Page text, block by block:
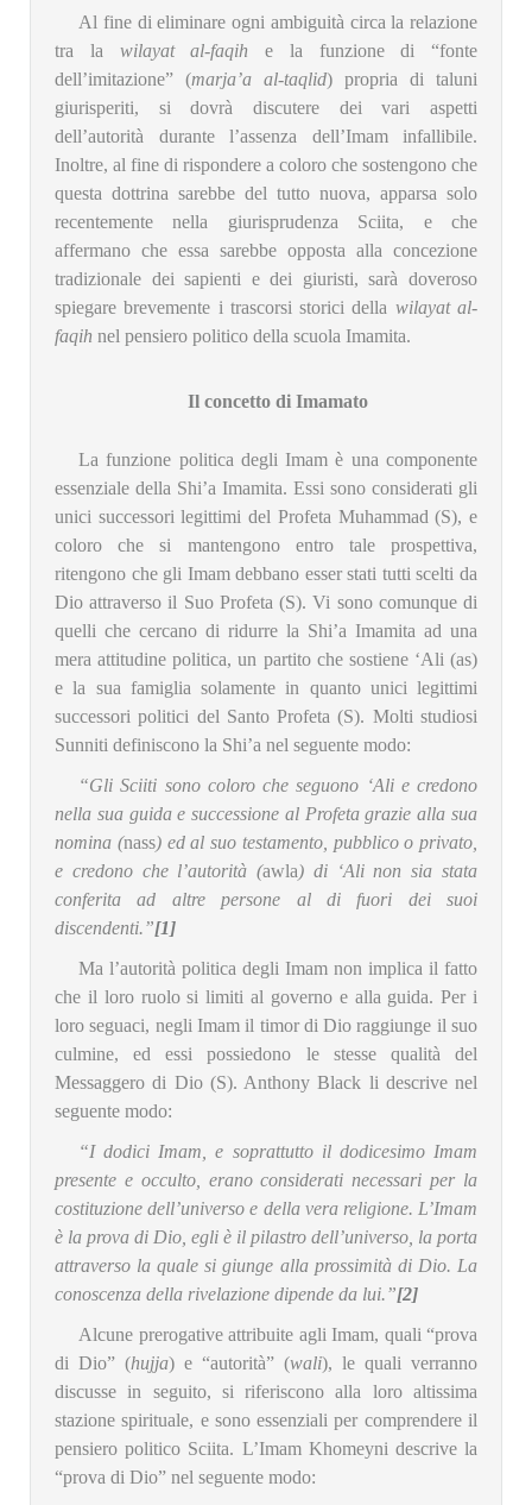
Al fine di eliminare ogni ambiguità circa la relazione
tra la wilayat al-faqih e la funzione di “fonte
dell’imitazione” (marja’a al-taqlid) propria di taluni
giurisperiti, si dovrà discutere dei vari aspetti
dell’autorità durante l’assenza dell’Imam infallibile.
Inoltre, al fine di rispondere a coloro che sostengono che
questa dottrina sarebbe del tutto nuova, apparsa solo
recentemente nella giurisprudenza Sciita, e che
affermano che essa sarebbe opposta alla concezione
tradizionale dei sapienti e dei giuristi, sarà doveroso
spiegare brevemente i trascorsi storici della wilayat al-
faqih nel pensiero politico della scuola Imamita.
Il concetto di Imamato
La funzione politica degli Imam è una componente
essenziale della Shi’a Imamita. Essi sono considerati gli
unici successori legittimi del Profeta Muhammad (S), e
coloro che si mantengono entro tale prospettiva,
ritengono che gli Imam debbano esser stati tutti scelti da
Dio attraverso il Suo Profeta (S). Vi sono comunque di
quelli che cercano di ridurre la Shi’a Imamita ad una
mera attitudine politica, un partito che sostiene ‘Ali (as)
e la sua famiglia solamente in quanto unici legittimi
successori politici del Santo Profeta (S). Molti studiosi
Sunniti definiscono la Shi’a nel seguente modo:
“Gli Sciiti sono coloro che seguono ‘Ali e credono
nella sua guida e successione al Profeta grazie alla sua
nomina (nass) ed al suo testamento, pubblico o privato,
e credono che l’autorità (awla) di ‘Ali non sia stata
conferita ad altre persone al di fuori dei suoi
discendenti.”[1]
Ma l’autorità politica degli Imam non implica il fatto
che il loro ruolo si limiti al governo e alla guida. Per i
loro seguaci, negli Imam il timor di Dio raggiunge il suo
culmine, ed essi possiedono le stesse qualità del
Messaggero di Dio (S). Anthony Black li descrive nel
seguente modo:
“I dodici Imam, e soprattutto il dodicesimo Imam
presente e occulto, erano considerati necessari per la
costituzione dell’universo e della vera religione. L’Imam
è la prova di Dio, egli è il pilastro dell’universo, la porta
attraverso la quale si giunge alla prossimità di Dio. La
conoscenza della rivelazione dipende da lui.”[2]
Alcune prerogative attribuite agli Imam, quali “prova
di Dio” (hujja) e “autorità” (wali), le quali verranno
discusse in seguito, si riferiscono alla loro altissima
stazione spirituale, e sono essenziali per comprendere il
pensiero politico Sciita. L’Imam Khomeyni descrive la
“prova di Dio” nel seguente modo: